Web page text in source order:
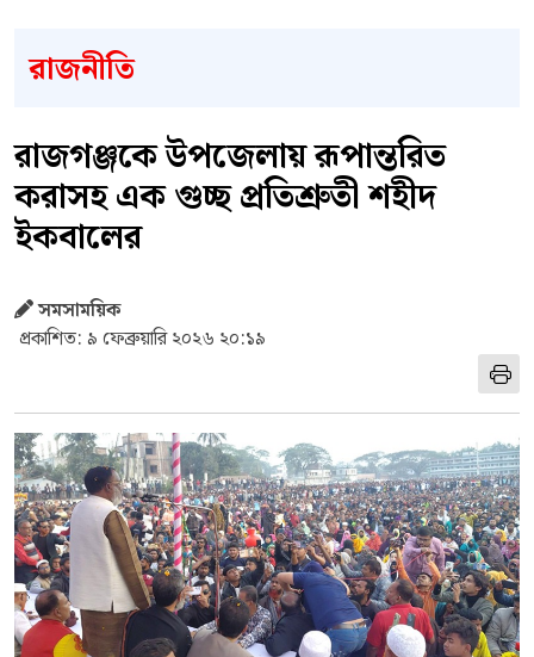
রাজনীতি
রাজগঞ্জকে উপজেলায় রূপান্তরিত
করাসহ এক গুচ্ছ প্রতিশ্রুতী শহীদ
ইকবালের
সমসাময়িক
প্রকাশিত: ৯ ফেব্রুয়ারি ২০২৬ ২০:১৯